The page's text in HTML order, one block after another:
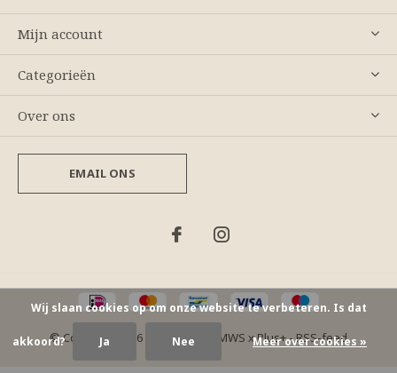
Mijn account
Categorieën
Over ons
EMAIL ONS
© Copyright 2026 - Theme By DMWS xPlus+-RSS-feed
Wij slaan cookies op om onze website te verbeteren. Is dat
akkoord? Ja Nee Meer over cookies »